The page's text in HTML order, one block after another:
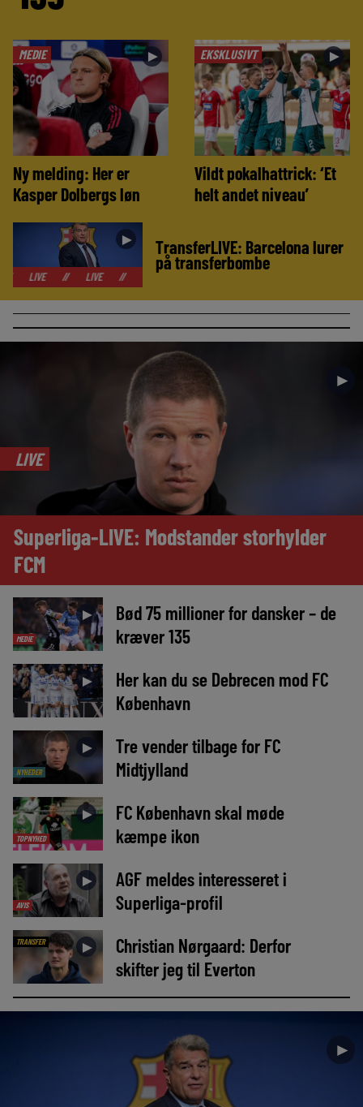
MEDIE ►
Ny melding: Her er
Kasper Dolbergs løn
EKSKLUSIVT ►
Vildt pokalhattrick: ‘Et
helt andet niveau’
►
LIVE LIVE LIVE
TransferLIVE: Barcelona lurer
på transferbombe
►
LIVE
Superliga-LIVE: Modstander storhylder
FCM
MEDIE
►
Bød 75 millioner for dansker – de
kræver 135
►
Her kan du se Debrecen mod FC
København
NYHEDER
►
Tre vender tilbage for FC
Midtjylland
TOPNYHED
►
FC København skal møde
kæmpe ikon
AVIS
►
AGF meldes interesseret i
Superliga-profil
TRANSFER ►
Christian Nørgaard: Derfor
skifter jeg til Everton
►